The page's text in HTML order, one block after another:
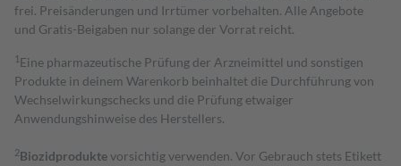
frei. Preisänderungen und Irrtümer vorbehalten. Alle Angebote
und Gratis-Beigaben nur solange der Vorrat reicht.
1 Eine pharmazeutische Prüfung der Arzneimittel und sonstigen
Produkte in deinem Warenkorb beinhaltet die Durchführung von
Wechselwirkungschecks und die Prüfung etwaiger
Anwendungshinweise des Herstellers.
2Biozidproduktevorsichtig verwenden. Vor Gebrauch stets Etikett